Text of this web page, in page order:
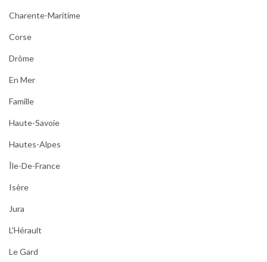
Charente-Maritime
Corse
Drôme
En Mer
Famille
Haute-Savoie
Hautes-Alpes
Île-De-France
Isère
Jura
L'Hérault
Le Gard